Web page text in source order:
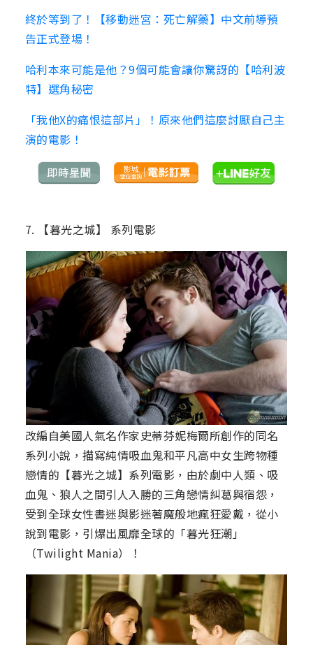
終於等到了！【移動迷宮：死亡解藥】中文前導預
告正式登場！
哈利本來可能是他？9個可能會讓你驚訝的【哈利波
特】選角秘密
「我他X的痛恨這部片」！原來他們這麼討厭自己主
演的電影！
7. 【暮光之城】 系列電影
改編自美國人氣名作家史蒂芬妮梅爾所創作的同名
系列小說，描寫純情吸血鬼和平凡高中女生跨物種
戀情的【暮光之城】系列電影，由於劇中人類、吸
血鬼、狼人之間引人入勝的三角戀情糾葛與宿怨，
受到全球女性書迷與影迷著魔般地瘋狂愛戴，從小
說到電影，引爆出風靡全球的「暮光狂潮」
（Twilight Mania）！